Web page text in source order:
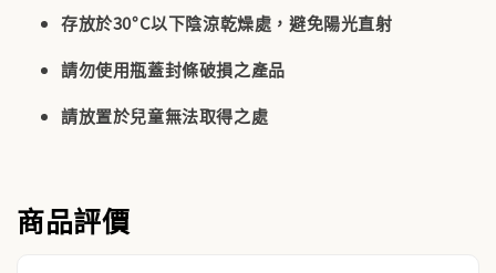
存放於30°C以下陰涼乾燥處，避免陽光直射
請勿使用瓶蓋封條破損之產品
請放置於兒童無法取得之處
商品評價